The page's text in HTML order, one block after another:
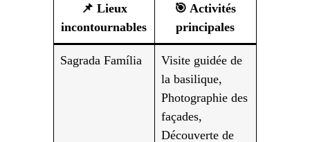
📌 Lieux
incontournables
🎯 Activités
principales
Sagrada Família
Visite guidée de
la basilique,
Photographie des
façades,
Découverte de